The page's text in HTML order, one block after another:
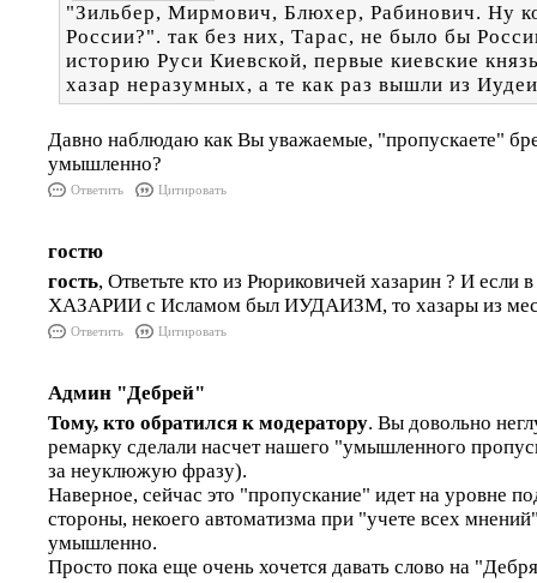
"Зильбер, Мирмович, Блюхер, Рабинович. Ну
России?". так без них, Тарас, не было бы
историю Руси Киевской, первые киевские
хазар неразумных, а те как раз вышли из
Давно наблюдаю как Вы уважаемые, "пропускаете"
умышленно?
Ответить Цитировать
гостю
гость, Ответьте кто из Рюриковичей хазарин ? И если
ХАЗАРИИ с Исламом был ИУДАИЗМ, то хазары из
Ответить Цитировать
Админ "Дебрей"
Тому, кто обратился к модератору. Вы довольно
ремарку сделали насчет нашего "умышленного
за неуклюжую фразу).
Наверное, сейчас это "пропускание" идет на уровне
стороны, некоего автоматизма при "учете всех
умышленно.
Просто пока еще очень хочется давать слово на